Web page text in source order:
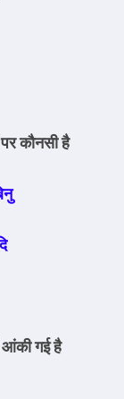
कौनसी है
आंकी गई है